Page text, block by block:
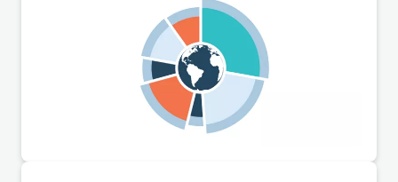
vereinheitlichten System zur Ermittlung der
wirtschaftlichen Eigentümer sowie neuen Kriterien
betreffend die Mitteilung sog. „fiktiv wirtschaftlicher
Eigentümer“ weiteren wesentlichen
Schlüsselelementen der neuen EU-GwVO.